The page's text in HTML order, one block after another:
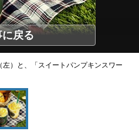
戻る
左）と、「スイートパンプキンスワー